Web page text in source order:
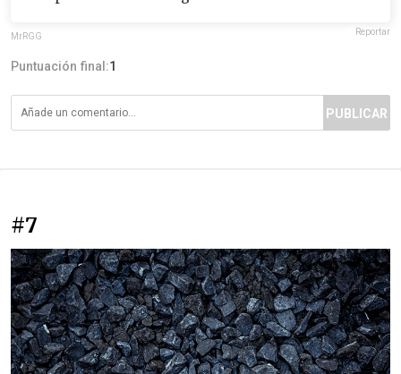
MrRGG Reportar
Puntuación final:1
PUBLICAR
#7